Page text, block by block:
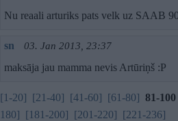
Nu reaali arturiks pats velk uz SAAB
sn 03. Jan 2013, 23:37
maksāja jau mamma nevis Artūriņš :P
[1-20] [21-40] [41-60] [61-80] 81-100
180] [181-200] [201-220] [221-236]